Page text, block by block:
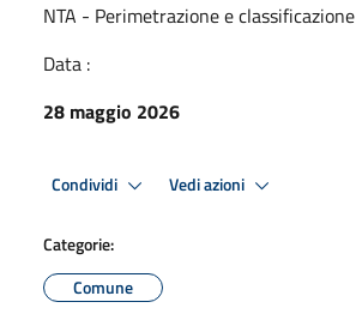
NTA - Perimetrazione e classificazione
Data :
28 maggio 2026
Condividi Vedi azioni
Categorie:
Comune